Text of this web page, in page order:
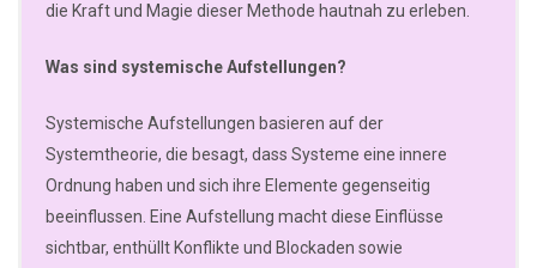
die Kraft und Magie dieser Methode hautnah zu erleben.
Was sind systemische Aufstellungen?
Systemische Aufstellungen basieren auf der
Systemtheorie, die besagt, dass Systeme eine innere
Ordnung haben und sich ihre Elemente gegenseitig
beeinflussen. Eine Aufstellung macht diese Einflüsse
sichtbar, enthüllt Konflikte und Blockaden sowie